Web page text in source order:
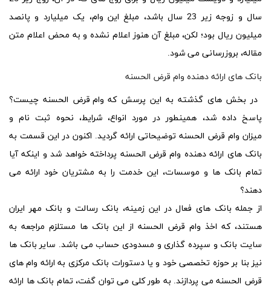
سال و زوجه زیر 23 سال باشد، مبلغ این وام، یک میلیارد و پانصد
میلیون ریال بود؛ لکن، مبلغ آن هنوز اعلام نشده و به محض اعلام متن
مقاله، بروزرسانی می شود.
بانک های ارائه دهنده وام قرض الحسنه
در بخش های گذشته به این پرسش که وام قرض الحسنه چیست؟
پاسخ داده شد، همینطور در مورد انواع،شرایط، نحوه ثبت نامو
میزان وام قرض الحسنه توضیحاتی ارائه گردید. اکنون در این قسمت به
بانک های ارائه دهنده وام قرض الحسنه پرداخته خواهد شد و اینکه آیا
تمام بانک ها و موسسات، این خدمت را به مشتریان خود ارائه می
دهند؟
از جمله بانک های فعال در این زمینه، بانک رسالت و بانک مهر ایران
هستند، که اخذ وام قرض الحسنه از این بانک ها مستلزم مراجعه به
سایت بانک و سپرده گذاری و مسدودی حساب می باشد. سایر بانک ها
نیز بنا بر حوزه تخصصی خود و یا دستورات بانک مرکزی به ارائه وام های
قرض الحسنهمی پردازند. به طور کلی می توان گفت، تمام بانک ها ارائه